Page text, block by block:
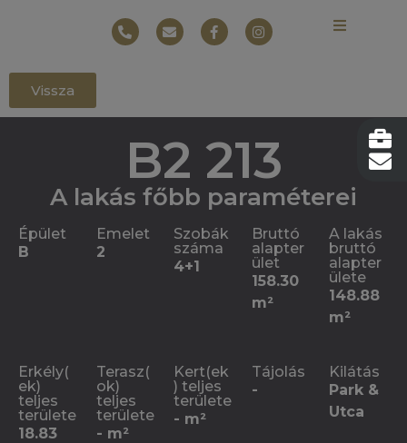
Vissza
B2 213
A lakás főbb paraméterei
Épület
B
Emelet
2
Szobák
száma
4+1
Bruttó
alapter
ület
158.30
m²
A lakás
bruttó
alapter
ülete
148.88
m²
Erkély(
ek)
teljes
területe
18.83
Terasz(
ok)
teljes
területe
- m²
Kert(ek
) teljes
területe
- m²
Tájolás
-
Kilátás
Park &
Utca